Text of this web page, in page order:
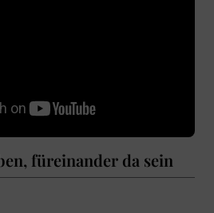
füreinander da sein